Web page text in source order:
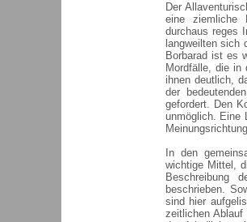
Der
eine ziemliche
durchaus reges
langweilten sich
Borbarad ist es
Mordfälle, die in
ihnen deutlich,
der
gefordert. Den
unmöglich. Eine
In den
wichtige Mittel,
Beschreibung
beschrieben.
sind hier
zeitlichen